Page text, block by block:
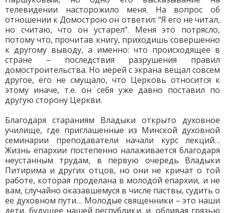
телевидении насторожило меня. На вопрос об
отношении к Домострою он ответил: “Я его не читал,
но считаю, что он устарел”. Меня это потрясло,
потому что, прочитав книгу, приходишь совершенно
к другому выводу, а именно: что происходящее в
стране – последствия разрушения правил
домостроительства. Но иерей с экрана вещал совсем
другое, его не смущало, что Церковь относится к
этому иначе, т.е. он себя уже давно поставил по
другую сторону Церкви.
Благодаря стараниям Владыки открыто духовное
училище, где приглашенные из Минской духовной
семинарии преподаватели начали курс лекций…
Жизнь епархии постепенно налаживается благодаря
неустанным трудам, в первую очередь Владыки
Питирима и других отцов, но они не кричат о той
работе, которая проделана в молодой епархии, и не
вам, случайно оказавшемуся в числе паствы, судить о
ее духовном пути… Молодые священники – это наши
дети, будущее нашей республики, и, обливая грязью